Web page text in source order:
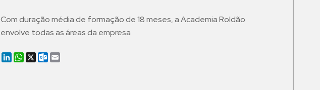
Com duração média de formação de 18 meses, a Academia Roldão
envolve todas as áreas da empresa
LinkedIn
WhatsApp
X Outlook.com
Email